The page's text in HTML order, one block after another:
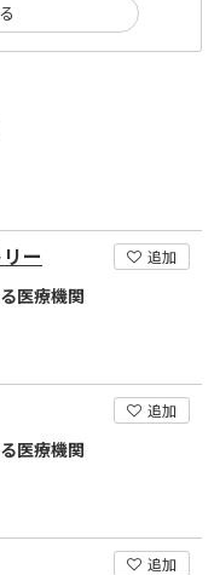
ー 追加
医療機関
追加
医療機関
追加